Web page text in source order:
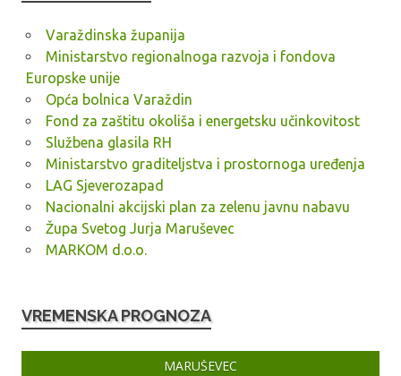
Varaždinska županija
Ministarstvo regionalnoga razvoja i fondova
Europske unije
Opća bolnica Varaždin
Fond za zaštitu okoliša i energetsku učinkovitost
Službena glasila RH
Ministarstvo graditeljstva i prostornoga uređenja
LAG Sjeverozapad
Nacionalni akcijski plan za zelenu javnu nabavu
Župa Svetog Jurja Maruševec
MARKOM d.o.o.
VREMENSKA PROGNOZA
MARUŠEVEC